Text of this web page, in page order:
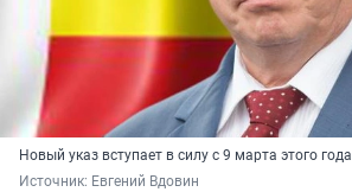
Новый указ вступает в силу с 9 марта этого года
Источник: Евгений Вдовин